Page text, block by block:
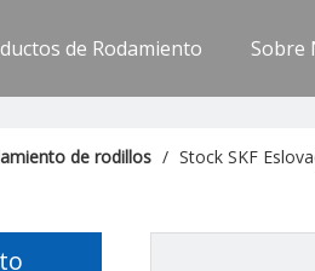
de Rodamiento Sobre
de rodillos / Stock SKF